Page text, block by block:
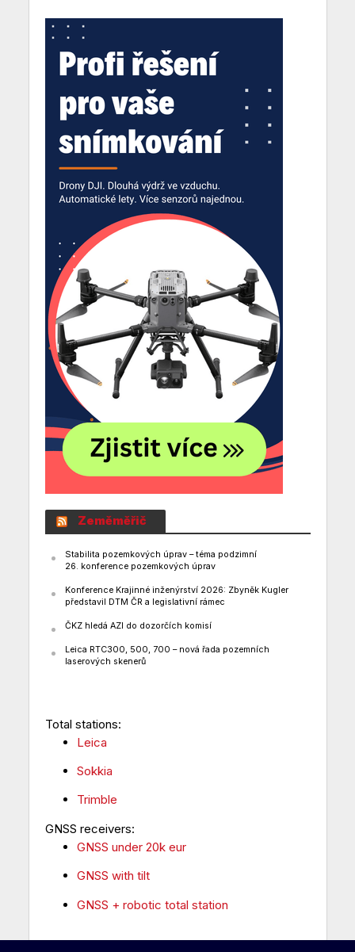
Zeměměřič
Stabilita pozemkových úprav – téma podzimní
26. konference pozemkových úprav
Konference Krajinné inženýrství 2026: Zbyněk Kugler
představil DTM ČR a legislativní rámec
ČKZ hledá AZI do dozorčích komisí
Leica RTC300, 500, 700 – nová řada pozemních
laserových skenerů
Total stations:
Leica
Sokkia
Trimble
GNSS receivers:
GNSS under 20k eur
GNSS with tilt
GNSS + robotic total station